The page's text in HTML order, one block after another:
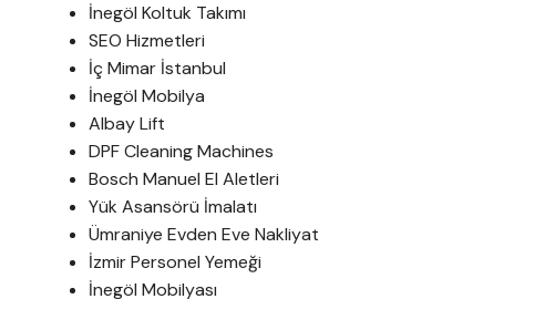
İnegöl Koltuk Takımı
SEO Hizmetleri
İç Mimar İstanbul
İnegöl Mobilya
Albay Lift
DPF Cleaning Machines
Bosch Manuel El Aletleri
Yük Asansörü İmalatı
Ümraniye Evden Eve Nakliyat
İzmir Personel Yemeği
İnegöl Mobilyası